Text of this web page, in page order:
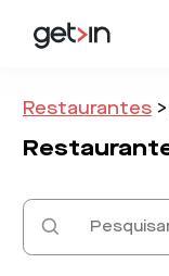
Restaurantes >